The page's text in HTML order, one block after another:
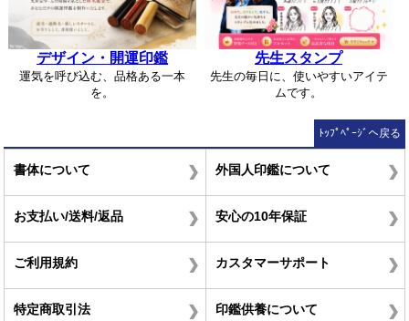
デザイン・開運印鑑
運気を呼び込む、品格ある一本
を。
先生スタンプ
先生の毎日に、使いやすいアイテ
ムです。
ﾄｯﾌﾟﾍﾟｰｼﾞへ戻る
書体について 外国人印鑑について
お支払い/送料/返品 安心の10年保証
ご利用規約 カスタマーサポート
特定商取引法 印鑑供養について